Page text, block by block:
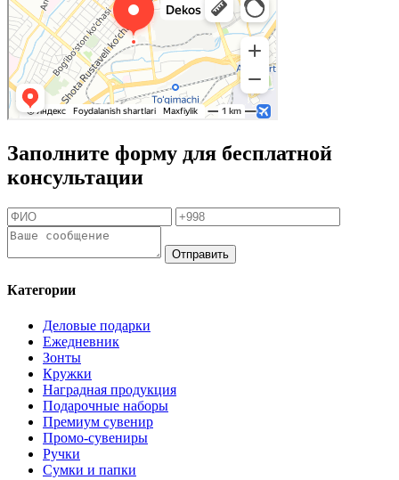
Заполните форму для бесплатной
консультации
Отправить
Категории
Деловые подарки
Ежедневник
Зонты
Кружки
Наградная продукция
Подарочные наборы
Премиум сувенир
Промо-сувениры
Ручки
Сумки и папки